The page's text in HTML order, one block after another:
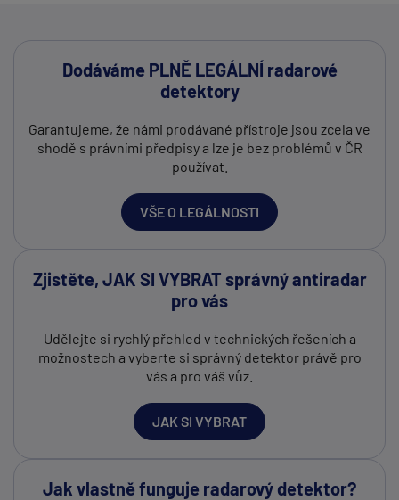
Dodáváme PLNĚ LEGÁLNÍ radarové
detektory
Garantujeme, že námi prodávané přístroje jsou zcela ve
shodě s právními předpisy a lze je bez problémů v ČR
používat.
VŠE O LEGÁLNOSTI
Zjistěte, JAK SI VYBRAT správný antiradar
pro vás
Udělejte si rychlý přehled v technických řešeních a
možnostech a vyberte si správný detektor právě pro
vás a pro váš vůz.
JAK SI VYBRAT
Jak vlastně funguje radarový detektor?